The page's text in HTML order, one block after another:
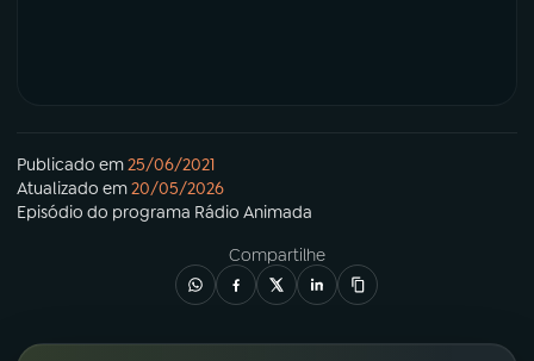
Publicado em25/06/2021
Atualizado em20/05/2026
Episódio do programa Rádio Animada
Compartilhe